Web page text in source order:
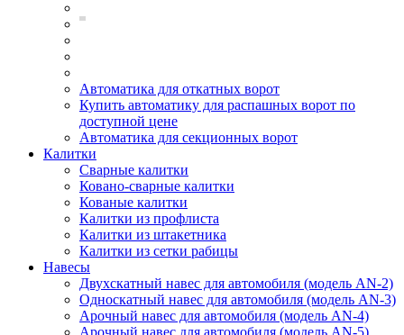
Автоматика для откатных ворот
Купить автоматику для распашных ворот по
доступной цене
Автоматика для секционных ворот
Калитки
Сварные калитки
Ковано-сварные калитки
Кованые калитки
Калитки из профлиста
Калитки из штакетника
Калитки из сетки рабицы
Навесы
Двухскатный навес для автомобиля (модель AN-2)
Односкатный навес для автомобиля (модель AN-3)
Арочный навес для автомобиля (модель AN-4)
Арочный навес для автомобиля (модель AN-5)